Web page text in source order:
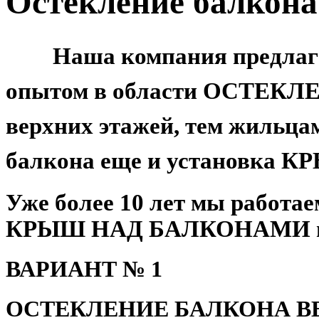
Наша компания
опытом в области
верхних этажей, тем
балкона еще и установка
Уже более 10 лет мы
КРЫШ НАД БАЛКОНАМИ в
ВАРИАНТ № 1
ОСТЕКЛЕНИЕ БАЛКОНА